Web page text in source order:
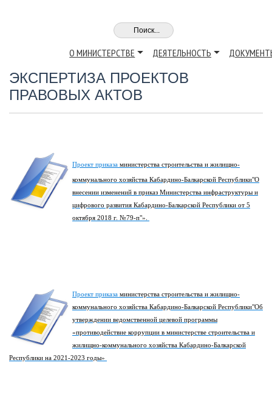
О МИНИСТЕРСТВЕ ДЕЯТЕЛЬНОСТЬ
ЭКСПЕРТИЗА ПРОЕКТОВ
ПРАВОВЫХ АКТОВ
Проект приказа министерства строительства и жилищно-
коммунального хозяйства Кабардино-Балкарской Республики"О
внесении изменений в приказ Министерства инфраструктуры и
цифрового развития Кабардино-Балкарской Республики от 5
октября 2018 г. №79-п"».
Проект приказа министерства строительства и жилищно-
коммунального хозяйства Кабардино-Балкарской Республики"Об
утверждении ведомственной целевой программы
«противодействие коррупции в министерстве строительства и
жилищно-коммунального хозяйства Кабардино-Балкарской
Республики на 2021-2023 годы»